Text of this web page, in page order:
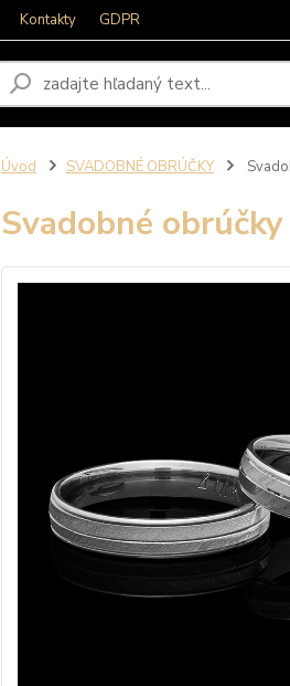
Kontakty GDPR
Úvod SVADOBNÉ OBRÚČKY
Svadobné